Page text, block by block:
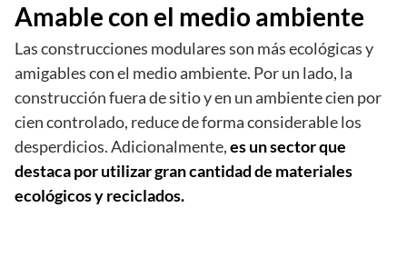
Amable con el medio ambiente
Las construcciones modulares son más ecológicas y
amigables con el medio ambiente. Por un lado, la
construcción fuera de sitio y en un ambiente cien por
cien controlado, reduce de forma considerable los
desperdicios. Adicionalmente,es un sector que
destaca por utilizar gran cantidad de materiales
ecológicos y reciclados.